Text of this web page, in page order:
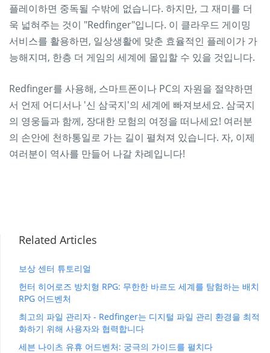
플레이하면 중독될 수밖에 없습니다. 하지만, 그 재미를 더
욱 넓혀주는 것이 "Redfinger"입니다. 이 클라우드 게이밍
서비스를 활용하면, 일상생활에 맞춘 효율적인 플레이가 가
능해지며, 한층 더 게임의 세계에 몰입할 수 있을 것입니다.
Redfinger를 사용해, 스마트폰이나 PC의 자원을 절약하면
서 언제 어디서나 '신 삼국지'의 세계에 빠져보세요. 삼국지
의 영웅들과 함께, 장대한 모험의 여정을 떠나세요! 여러분
의 손안에 천하통일로 가는 길이 펼쳐져 있습니다. 자, 이제
여러분이 역사를 만들어 나갈 차례입니다!
Related Articles
보상 센터 튜토리얼
헌터 히어로즈 방치형 RPG: 무한한 바르도 세계를 탐험하는 배치
RPG 어드벤처
최고의 파일 관리자 - Redfinger는 디지털 파일 관리 환경을 최적
화하기 위해 사용자와 협력합니다
세븐 나이츠 유휴 어드벤처: 궁극의 가이드를 펼치다